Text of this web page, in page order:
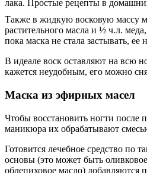
Также в жидкую восковую массу
растительного масла и ½ ч.л.
пока маска не стала застывать,
В идеале воск оставляют на всю
кажется неудобным, его можно
Маска из эфирных масел
Чтобы восстановить ногти после
маникюра их обрабатывают
Готовится лечебное средство по
основы (это может быть
облепиховое масло) добавляются